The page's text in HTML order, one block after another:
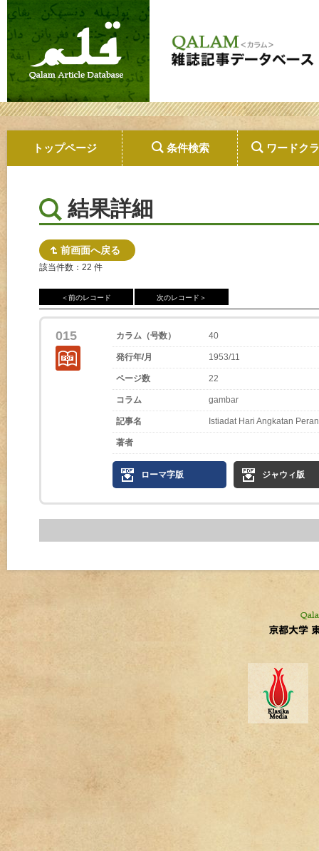
トップページ 条件検索 ワードク
結果詳細
前画面へ戻る
該当件数：22 件
＜前のレコード 次のレコード＞
015 カラム（号数） 40
発行年/月 1953/11
ページ数 22
コラム gambar
記事名 Istiadat Hari Angkatan
著者
ローマ字版 ジャウィ版